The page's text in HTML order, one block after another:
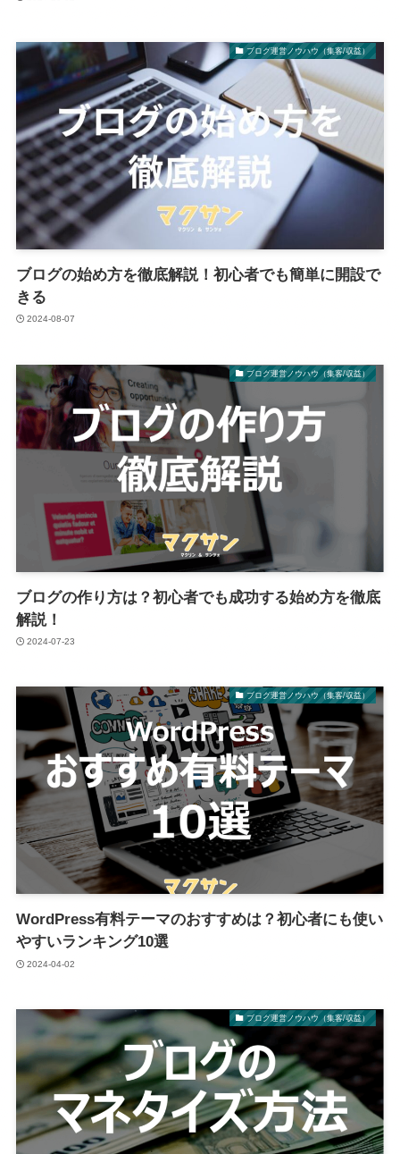
ブログ運営ノウハウ（集客/収益）
ブログの始め方を徹底解説！初心者でも簡単に開設で
きる
2024-08-07
ブログ運営ノウハウ（集客/収益）
ブログの作り方は？初心者でも成功する始め方を徹底
解説！
2024-07-23
ブログ運営ノウハウ（集客/収益）
WordPress有料テーマのおすすめは？初心者にも使い
やすいランキング10選
2024-04-02
ブログ運営ノウハウ（集客/収益）